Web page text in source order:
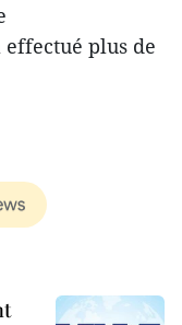
effectué plus de